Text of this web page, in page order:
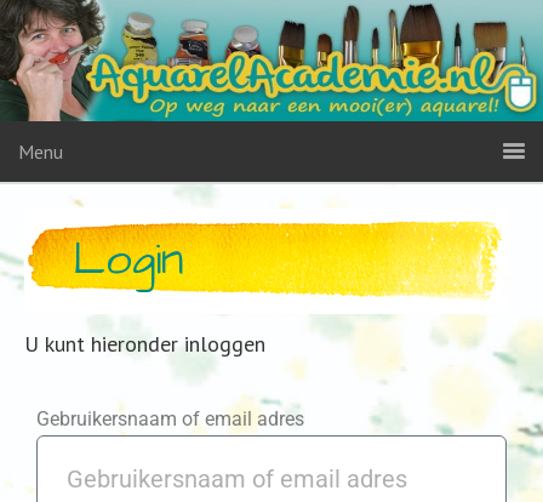
Menu
Login
U kunt hieronder inloggen
Gebruikersnaam of email adres